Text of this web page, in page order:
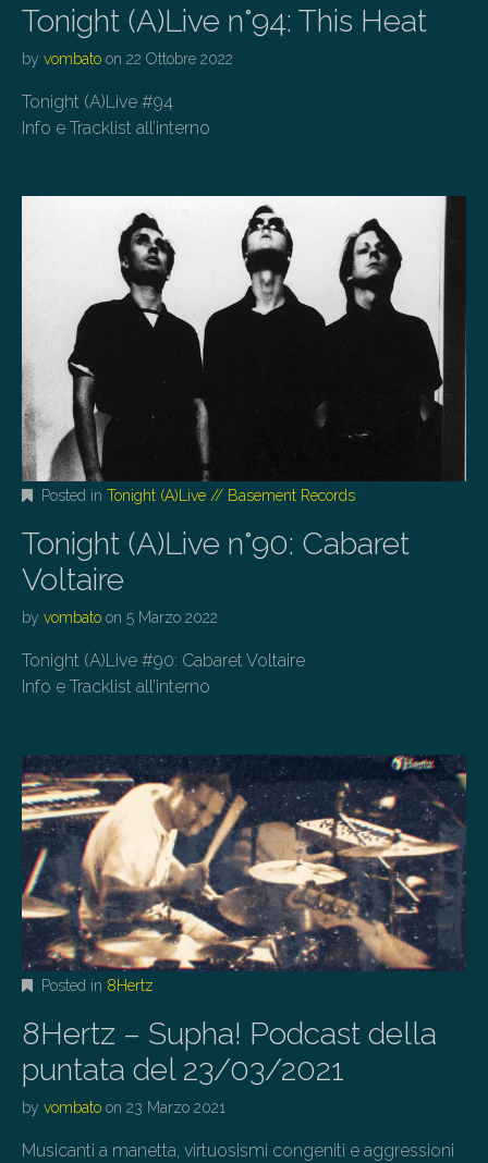
Tonight (A)Live n°94: This Heat
by vombato on 22 Ottobre 2022
Tonight (A)Live #94
Info e Tracklist all’interno
Posted in Tonight (A)Live // Basement Records
Tonight (A)Live n°90: Cabaret
Voltaire
by vombato on 5 Marzo 2022
Tonight (A)Live #90: Cabaret Voltaire
Info e Tracklist all’interno
Posted in 8Hertz
8Hertz – Supha! Podcast della
puntata del 23/03/2021
by vombato on 23 Marzo 2021
Musicanti a manetta, virtuosismi congeniti e aggressioni